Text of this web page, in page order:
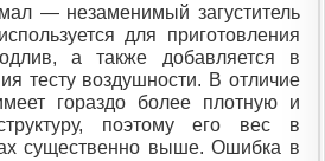
— незаменимый загуститель
для приготовления
а также добавляется в
тесту воздушности. В отличие
гораздо более плотную и
поэтому его вес в
существенно выше. Ошибка в